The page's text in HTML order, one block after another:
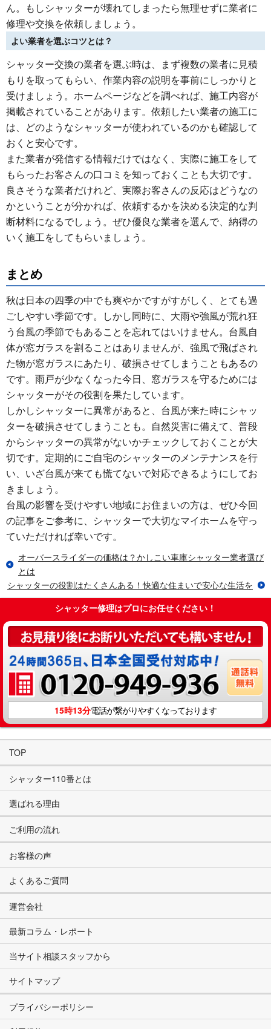
ん。もしシャッターが壊れてしまったら無理せずに業者に
修理や交換を依頼しましょう。
よい業者を選ぶコツとは？
シャッター交換の業者を選ぶ時は、まず複数の業者に見積
もりを取ってもらい、作業内容の説明を事前にしっかりと
受けましょう。ホームページなどを調べれば、施工内容が
掲載されていることがあります。依頼したい業者の施工に
は、どのようなシャッターが使われているのかも確認して
おくと安心です。
また業者が発信する情報だけではなく、実際に施工をして
もらったお客さんの口コミを知っておくことも大切です。
良さそうな業者だけれど、実際お客さんの反応はどうなの
かということが分かれば、依頼するかを決める決定的な判
断材料になるでしょう。ぜひ優良な業者を選んで、納得の
いく施工をしてもらいましょう。
まとめ
秋は日本の四季の中でも爽やかですがすがしく、とても過
ごしやすい季節です。しかし同時に、大雨や強風が荒れ狂
う台風の季節でもあることを忘れてはいけません。台風自
体が窓ガラスを割ることはありませんが、強風で飛ばされ
た物が窓ガラスにあたり、破損させてしまうこともあるの
です。雨戸が少なくなった今日、窓ガラスを守るためには
シャッターがその役割を果たしています。
しかしシャッターに異常があると、台風が来た時にシャッ
ターを破損させてしまうことも。自然災害に備えて、普段
からシャッターの異常がないかチェックしておくことが大
切です。定期的にご自宅のシャッターのメンテナンスを行
い、いざ台風が来ても慌てないで対応できるようにしてお
きましょう。
台風の影響を受けやすい地域にお住まいの方は、ぜひ今回
の記事をご参考に、シャッターで大切なマイホームを守っ
ていただければ幸いです。
オーバースライダーの価格は？かしこい車庫シャッター業者選び
とは
シャッターの役割はたくさんある！快適な住まいで安心な生活を
シャッター修理はプロにお任せください！
15時13分電話が繋がりやすくなっております
TOP
シャッター110番とは
選ばれる理由
ご利用の流れ
お客様の声
よくあるご質問
運営会社
最新コラム・レポート
当サイト相談スタッフから
サイトマップ
プライバシーポリシー